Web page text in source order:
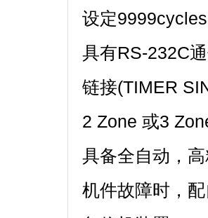
设定
具有RS-232C通
链接(TIMER
2 Zone 或3
具备全自动，
机件故障时